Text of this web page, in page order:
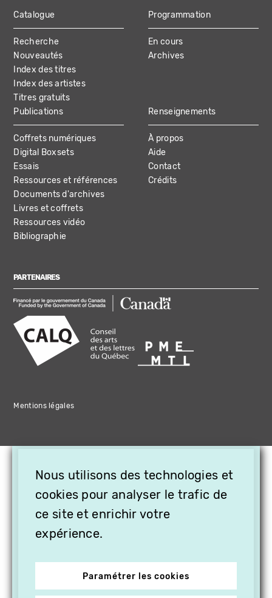
MAIN
NAVIGATION
Catalogue
Recherche
Nouveautés
Index des titres
Index des artistes
Titres gratuits
Programmation
En cours
Archives
Publications
Coffrets numériques
Digital Boxsets
Essais
Ressources et références
Documents d'archives
Livres et coffrets
Ressources vidéo
Bibliographie
Renseignements
À propos
Aide
Contact
Crédits
PARTENAIRES
Mentions légales
Nous utilisons des technologies et
cookies pour analyser le trafic de
ce site et enrichir votre
expérience.
Paramétrer les cookies
OFFREZ LA VIDÉO EN
CADEAU, ABONNEZ VOS
PROCHES À VITHÈQUE !